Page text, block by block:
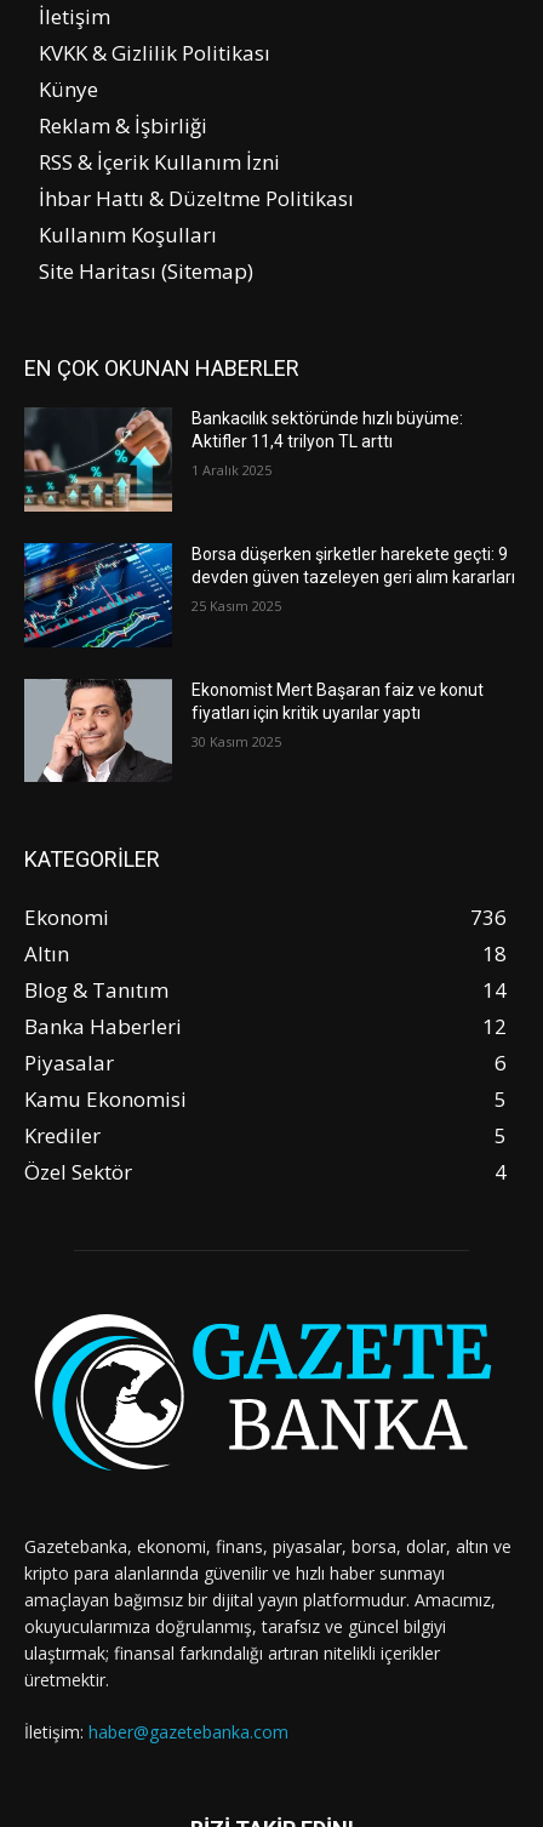
İletişim
KVKK & Gizlilik Politikası
Künye
Reklam & İşbirliği
RSS & İçerik Kullanım İzni
İhbar Hattı & Düzeltme Politikası
Kullanım Koşulları
Site Haritası (Sitemap)
EN ÇOK OKUNAN HABERLER
Bankacılık sektöründe hızlı büyüme:
Aktifler 11,4 trilyon TL arttı
1 Aralık 2025
Borsa düşerken şirketler harekete geçti: 9
devden güven tazeleyen geri alım kararları
25 Kasım 2025
Ekonomist Mert Başaran faiz ve konut
fiyatları için kritik uyarılar yaptı
30 Kasım 2025
KATEGORİLER
Ekonomi
736
Altın
18
Blog & Tanıtım
14
Banka Haberleri
12
Piyasalar
6
Kamu Ekonomisi
5
Krediler
5
Özel Sektör
4
Gazetebanka, ekonomi, finans, piyasalar, borsa, dolar, altın ve
kripto para alanlarında güvenilir ve hızlı haber sunmayı
amaçlayan bağımsız bir dijital yayın platformudur. Amacımız,
okuyucularımıza doğrulanmış, tarafsız ve güncel bilgiyi
ulaştırmak; finansal farkındalığı artıran nitelikli içerikler
üretmektir.
İletişim: haber@gazetebanka.com